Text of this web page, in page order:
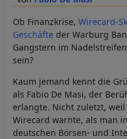
Ob Finanzkrise, Wirecard-
Geschäfte der Warburg
Gangstern im
sein?
Kaum jemand kennt die
als Fabio De Masi, der
erlangte. Nicht zuletzt,
Wirecard warnte, als man
deutschen Börsen- und